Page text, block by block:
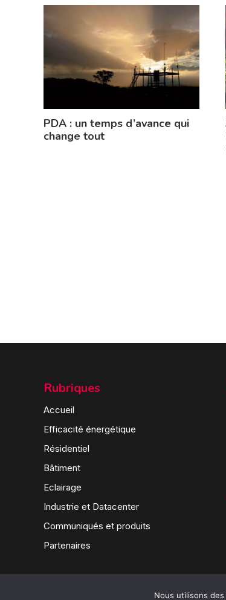
PDA : un temps d’avance qui
change tout
Rubriques
Accueil
Efficacité énergétique
Résidentiel
Bâtiment
Eclairage
Industrie et Datacenter
Communiqués et produits
Partenaires
Nous utilisons